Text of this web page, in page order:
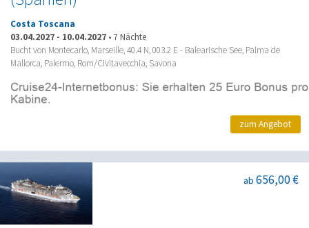
Costa Toscana
03.04.2027 - 10.04.2027 • 7 Nächte
Bucht von Montecarlo, Marseille, 40.4 N, 003.2 E - Balearische See, Palma de
Mallorca, Palermo, Rom/Civitavecchia, Savona
zum Angebot
ab 656,00 €